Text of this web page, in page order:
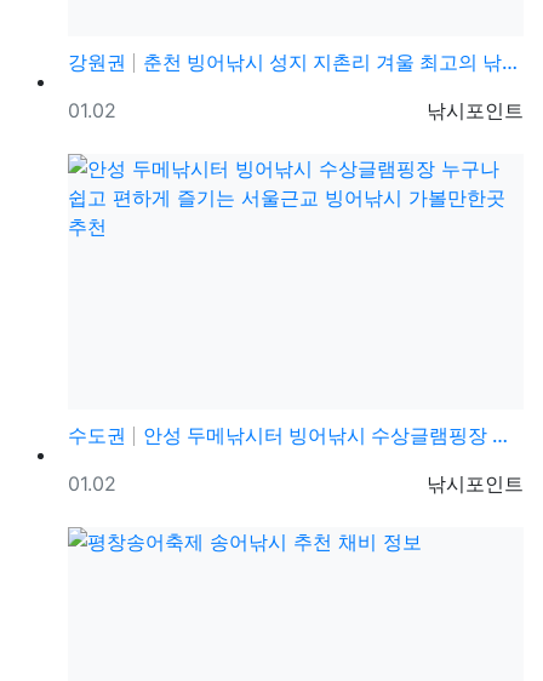
강원권
춘천 빙어낚시 성지 지촌리 겨울 최고의 낚시 빙어 얼음…
등록자
낚시포인트
등록일
01.02
수도권
안성 두메낚시터 빙어낚시 수상글램핑장 누구나 쉽고 편하…
등록자
낚시포인트
등록일
01.02